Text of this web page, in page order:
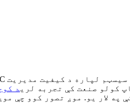
کولو صنعت کې تجربه لري د
لار یو. موږ تصور کوو چې